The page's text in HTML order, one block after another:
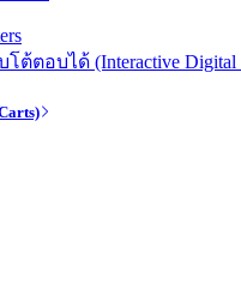
ตอบได้ (Interactive Digital